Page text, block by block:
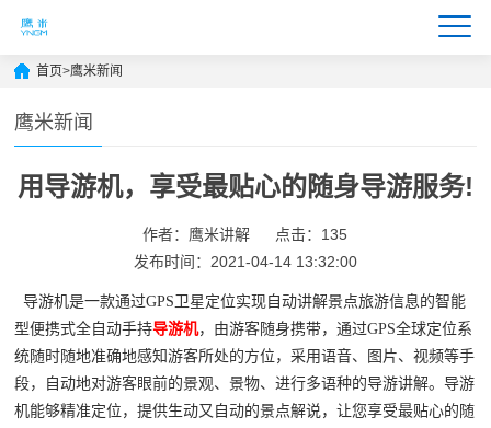
首页>鹰米新闻
鹰米新闻
用导游机，享受最贴心的随身导游服务!
作者：鹰米讲解
点击：135
发布时间：2021-04-14 13:32:00
导游机是一款通过GPS卫星定位实现自动讲解景点旅游信息的智能
型便携式全自动手持导游机，由游客随身携带，通过GPS全球定位系
统随时随地准确地感知游客所处的方位，采用语音、图片、视频等手
段，自动地对游客眼前的景观、景物、进行多语种的导游讲解。导游
机能够精准定位，提供生动又自动的景点解说，让您享受最贴心的随